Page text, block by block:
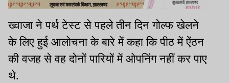
ख्वाजा ने पर्थ टेस्ट से पहले तीन दिन गोल्फ खेलने
के लिए हुई आलोचना के बारे में कहा कि पीठ में ऐंठन
की वजह से वह दोनों पारियों में ओपनिंग नहीं कर पाए
थे.